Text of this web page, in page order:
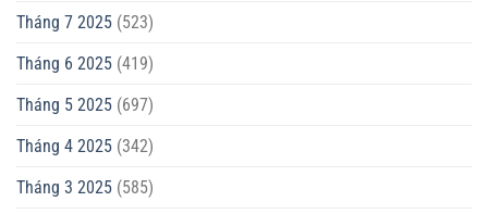
Tháng 7 2025 (523)
Tháng 6 2025 (419)
Tháng 5 2025 (697)
Tháng 4 2025 (342)
Tháng 3 2025 (585)